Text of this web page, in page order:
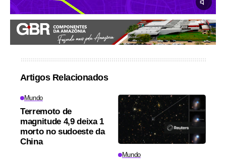
Artigos Relacionados
Mundo
Terremoto de
magnitude 4,9 deixa 1
morto no sudoeste da
China
Mundo